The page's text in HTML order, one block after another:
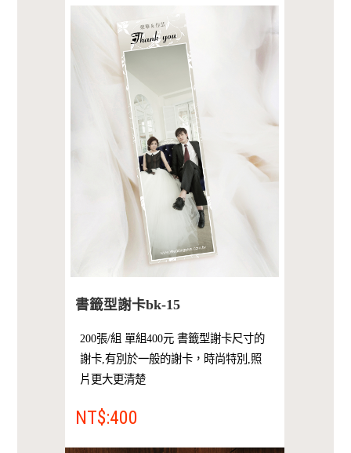
書籤型謝卡bk-15
200張/組 單組400元 書籤型謝卡尺寸的
謝卡,有別於一般的謝卡，時尚特別,照
片更大更清楚
NT$:400